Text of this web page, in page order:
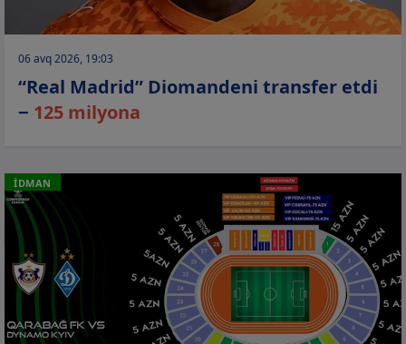
06 avq 2026, 19:03
“Real Madrid” Diomandeni transfer etdi
− 125 milyona
İDMAN